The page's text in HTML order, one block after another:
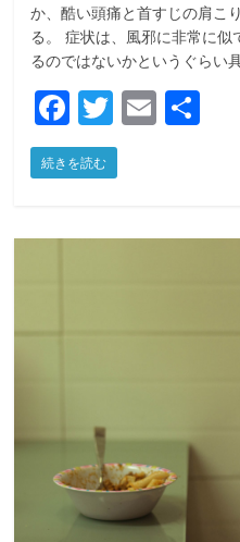
か、酷い頭痛と首すじの肩こ
る。 症状は、風邪に非常に
るのではないかというぐらい
F
a
c
b
T
w
itt
E
続きを読む